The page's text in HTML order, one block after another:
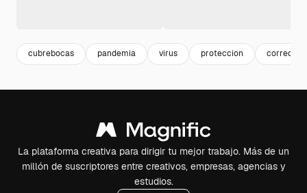
cubrebocas pandemia virus proteccion corredor
La plataforma creativa para dirigir tu mejor trabajo. Más de un
millón de suscriptores entre creativos, empresas, agencias y
estudios.